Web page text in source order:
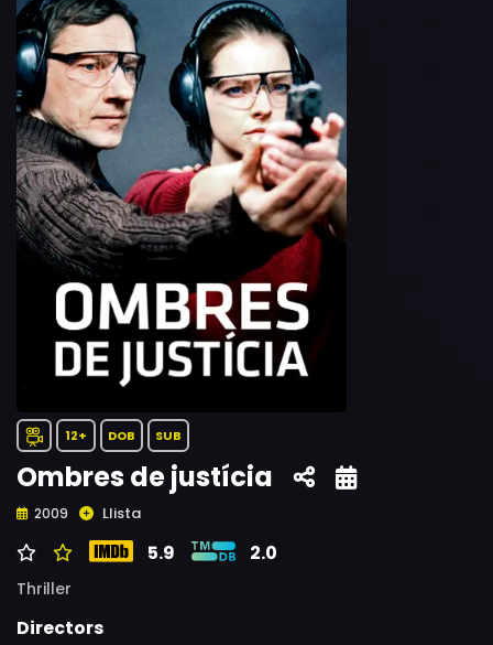
12+ DOB SUB
Ombres de justícia
2009 Llista
5.9 2.0
Thriller
Directors